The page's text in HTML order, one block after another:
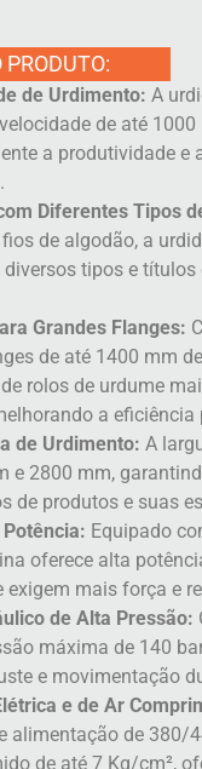
de Urdimento: A
de até
a produtividade e
Diferentes Tipos
de algodão, a
tipos e
Grandes Flanges:
de até 1400 mm
rolos de urdume
a eficiência
de Urdimento: A
e 2800 mm,
de produtos e suas
Equipado
oferece alta
exigem mais força e
de Alta Pressão:
máxima de 140
e movimentação
e de Ar
alimentação de 380/
de até 7 Kg/cm²,